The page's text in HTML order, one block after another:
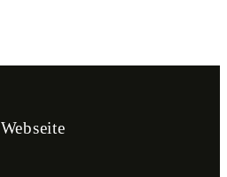
Webseite